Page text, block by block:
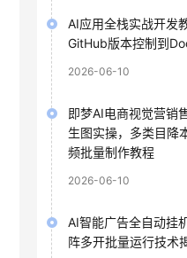
AI应用全栈实战开发
GitHub版本控制到
2026-06-10
即梦AI电商视觉营销
生图实操，多类目降
频批量制作教程
2026-06-10
AI智能广告全自动挂
阵多开批量运行技术